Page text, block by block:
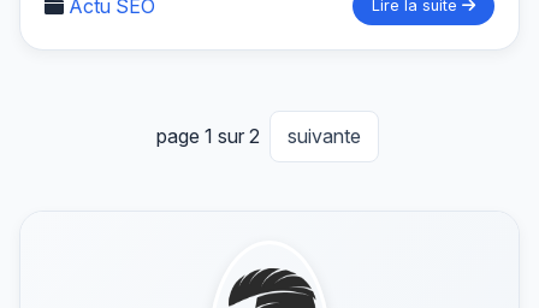
Actu SEO Lire la suite
page 1 sur 2 suivante